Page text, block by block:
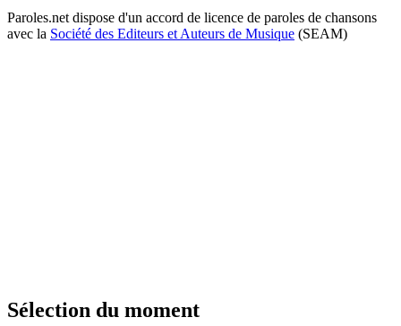
Paroles.net dispose d'un accord de licence de paroles de chansons
avec la Société des Editeurs et Auteurs de Musique (SEAM)
Sélection du moment